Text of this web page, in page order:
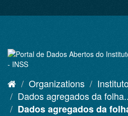
to
Organizations
Dados agregados da
Dados agregados da